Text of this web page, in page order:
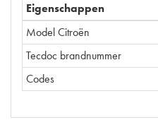
Eigenschappen
Model Citroën
Tecdoc brandnummer
Codes